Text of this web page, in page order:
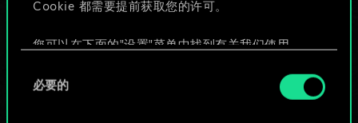
Cookie 都需要提前获取您的许可。
您可以在下面的"设置"菜单中找到有关我们使用
好。一旦您了解了其中的内容并准备好继续，请点
必要的